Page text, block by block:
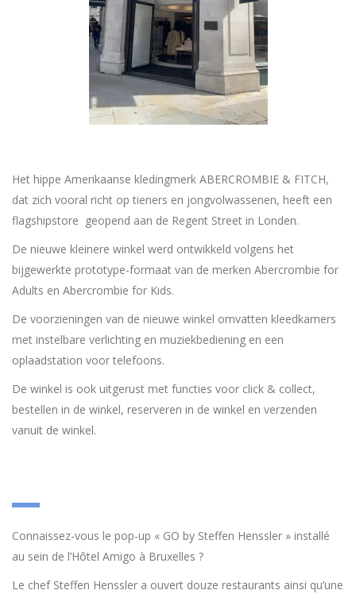
Het hippe Amerikaanse kledingmerk ABERCROMBIE & FITCH,
dat zich vooral richt op tieners en jongvolwassenen, heeft een
flagshipstore geopend aan de Regent Street in Londen.
De nieuwe kleinere winkel werd ontwikkeld volgens het
bijgewerkte prototype-formaat van de merken Abercrombie for
Adults en Abercrombie for Kids.
De voorzieningen van de nieuwe winkel omvatten kleedkamers
met instelbare verlichting en muziekbediening en een
oplaadstation voor telefoons.
De winkel is ook uitgerust met functies voor click & collect,
bestellen in de winkel, reserveren in de winkel en verzenden
vanuit de winkel.
Connaissez-vous le pop-up « GO by Steffen Henssler » installé
au sein de l’Hôtel Amigo à Bruxelles ?
Le chef Steffen Henssler a ouvert douze restaurants ainsi qu’une